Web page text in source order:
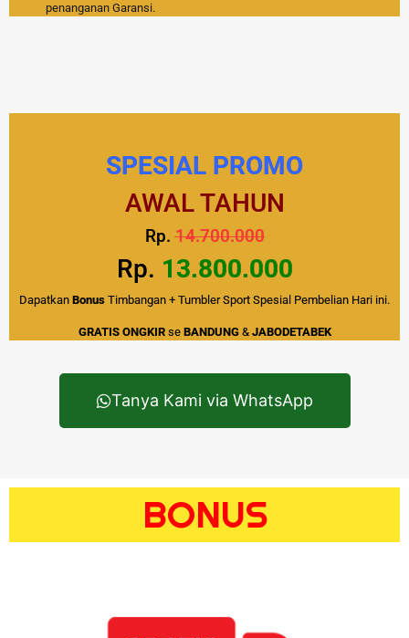
penanganan Garansi.
SPESIAL PROMO
AWAL TAHUN
Rp.14.700.000
Rp. 13.800.000
Dapatkan Bonus Timbangan + Tumbler Sport Spesial Pembelian Hari ini.
GRATIS ONGKIRse BANDUNG& JABODETABEK
Tanya Kami via WhatsApp
BONUS